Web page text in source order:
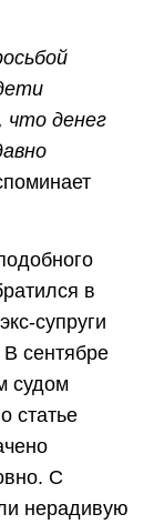
что денег
в
супруги
сентябре
судом
статье
С
нерадивую